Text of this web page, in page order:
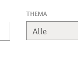
THEMA,
EINE
ÄNDERUNG
LÄDT